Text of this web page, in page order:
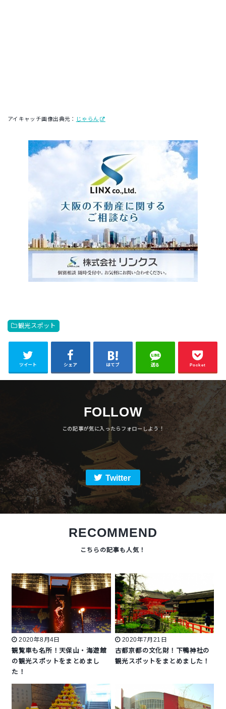
アイキャッチ画像出典元： じゃらん
観光スポット
ツイート シェア はてブ 送る Pocket
FOLLOW
Twitter
RECOMMEND
2020年8月4日
観覧車も名所！天保山・海遊館
の観光スポットをまとめまし
た！
2020年7月21日
古都京都の文化財！下鴨神社の
観光スポットをまとめました！